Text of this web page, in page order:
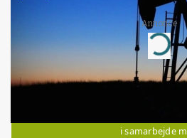
Annonce
Loading...
i samarbejde